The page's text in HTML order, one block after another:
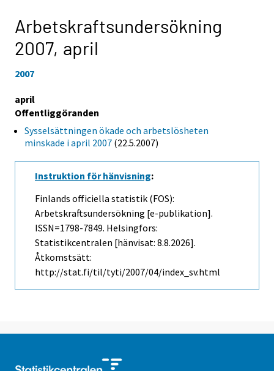
Arbetskraftsundersökning
2007, april
2007
april
Offentliggöranden
Sysselsättningen ökade och arbetslösheten
minskade i april 2007 (22.5.2007)
Instruktion för hänvisning:
Finlands officiella statistik (FOS):
Arbetskraftsundersökning [e-publikation].
ISSN=1798-7849. Helsingfors:
Statistikcentralen [hänvisat: 8.8.2026].
Åtkomstsätt:
http://stat.fi/til/tyti/2007/04/index_sv.html